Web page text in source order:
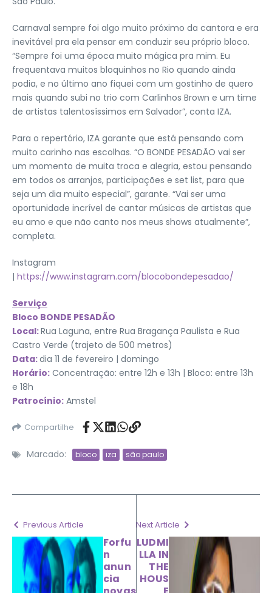
Carnaval sempre foi algo muito próximo da cantora e era
inevitável pra ela pensar em conduzir seu próprio bloco.
“Sempre foi uma época muito mágica pra mim. Eu
frequentava muitos bloquinhos no Rio quando ainda
podia, e no último ano fiquei com um gostinho de quero
mais quando subi no trio com Carlinhos Brown e um time
de artistas talentosíssimos em Salvador”, conta IZA.
Para o repertório, IZA garante que está pensando com
muito carinho nas escolhas. “O BONDE PESADÃO vai ser
um momento de muita troca e alegria, estou pensando
em todos os arranjos, participações e set list, para que
seja um dia muito especial”, garante. “Vai ser uma
oportunidade incrível de cantar músicas de artistas que
eu amo e que não canto nos meus shows atualmente”,
completa.
Instagram
| https://www.instagram.com/blocobondepesadao/
Serviço
Bloco BONDE PESADÃO
Local:Rua Laguna, entre Rua Bragança Paulista e Rua
Castro Verde (trajeto de 500 metros)
Data:dia 11 de fevereiro | domingo
Horário: Concentração: entre 12h e 13h | Bloco: entre 13h
e 18h
Patrocínio: Amstel
Compartilhe
Marcado: bloco iza são paulo
Previous Article
Forfu
n
anun
cia
Next Article
LUDMI
LLA IN
THE
HOUS